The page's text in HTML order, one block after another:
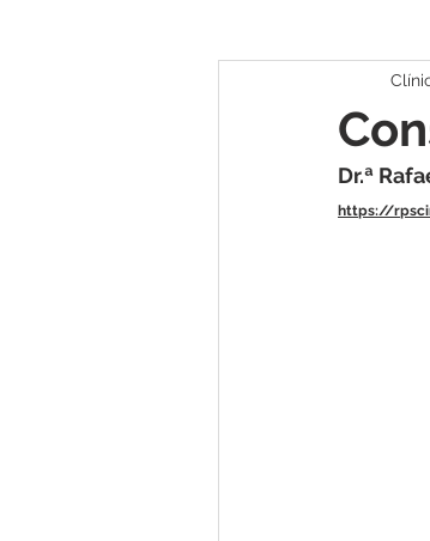
Branqueamento
Dr.ª
https://